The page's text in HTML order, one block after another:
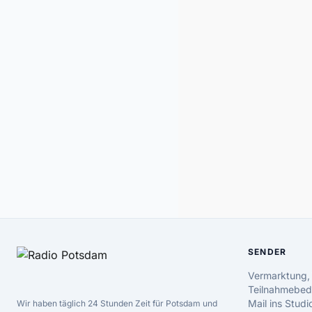
Wir haben täglich 24 Stunden Zeit für Potsdam und
SENDER
Mail ins